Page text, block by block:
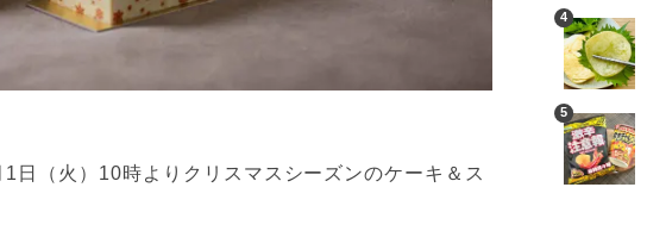
日（火）10時よりクリスマスシーズンのケーキ＆ス
4
5